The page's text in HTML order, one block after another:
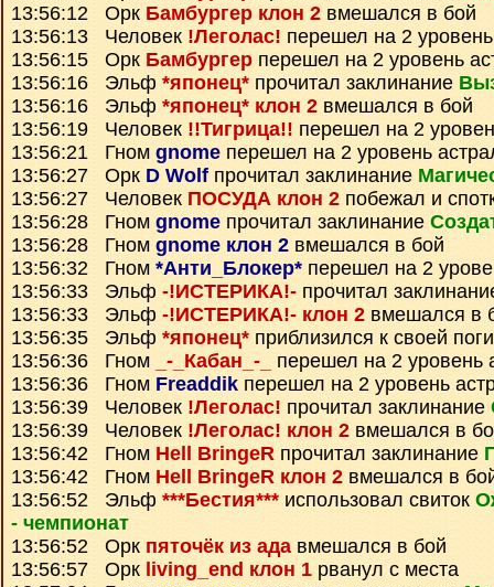
13:56:12 Орк Бамбургер клон 2 вмешался в бой
13:56:13 Человек !Леголас! перешел на 2
13:56:15 Орк Бамбургер перешел на 2 уровень
13:56:16 Эльф *японец* прочитал заклинание
13:56:16 Эльф *японец* клон 2 вмешался в бой
13:56:19 Человек !!Тигрица!! перешел на 2
13:56:21 Гном gnome перешел на 2 уровень
13:56:27 Орк D Wolf прочитал заклинание
13:56:27 Человек ПОСУДА клон 2 побежал и
13:56:28 Гном gnome прочитал заклинание
13:56:28 Гном gnome клон 2 вмешался в бой
13:56:32 Гном *Анти_Блокер* перешел на 2
13:56:33 Эльф -!ИСТЕРИКА!- прочитал
13:56:33 Эльф -!ИСТЕРИКА!- клон 2 вмешался в
13:56:35 Эльф *японец* приблизился к своей
13:56:36 Гном
_-_Кабан_-_
перешел на 2 уровень
13:56:36 Гном Freaddik перешел на 2 уровень
13:56:39 Человек !Леголас! прочитал заклинание
13:56:39 Человек !Леголас! клон 2 вмешался в
13:56:42 Гном Hell BringeR прочитал заклинание
13:56:42 Гном Hell BringeR клон 2 вмешался в
13:56:52 Эльф ***Бестия*** использовал свиток
- чемпионат
13:56:52 Орк пяточёк из ада вмешался в бой
13:56:57 Орк living_end клон 1 рванул с места